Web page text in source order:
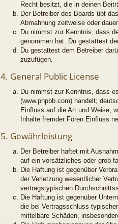
Recht besitzt, die in deinen
Der Betreiber des Boards übt
Abmahnung zeitweise oder
Du nimmst zur Kenntnis, dass
genommen hat. Du gestattest
Du gestattest dem Betreiber
zuzufügen.
4. General Public License
Du nimmst zur Kenntnis, dass
(www.phpbb.com) handelt;
Einfluss auf die Art und Weise,
Inhalte fremder Foren Einfluss
5. Gewährleistung
Der Betreiber haftet mit
auf ein vorsätzliches oder grob
Die Haftung ist gegenüber
der Verletzung wesentlicher
vertragstypischen
Die Haftung ist gegenüber
die bei Vertragsschluss
mittelbare Schäden,